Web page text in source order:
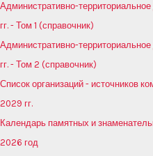
Административно-
гг. - Том 1 (справочник)
Административно-
гг. - Том 2 (справочник)
Список организаций - источников
2029 гг.
Календарь памятных и
2026 год